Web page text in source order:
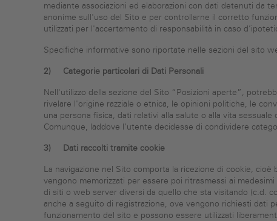
mediante associazioni ed elaborazioni con dati detenuti da
anonime sull'uso del Sito e per controllarne il corretto
utilizzati per l'accertamento di responsabilità in caso
Specifiche informative sono riportate nelle sezioni del sito
2) Categorie particolari di Dati Personali
Nell'utilizzo della sezione del Sito “Posizioni aperte”,
rivelare l'origine razziale o etnica, le opinioni politiche, le
una persona fisica, dati relativi alla salute o alla vita
Comunque, laddove l’utente decidesse di condividere
3) Dati raccolti tramite cookie
La navigazione nel Sito comporta la ricezione di cookie,
vengono memorizzati per essere poi ritrasmessi ai
di siti o web server diversi da quello che sta visitando (c.d.
anche a seguito di registrazione, ove vengono richiesti dati
funzionamento del sito e possono essere utilizzati